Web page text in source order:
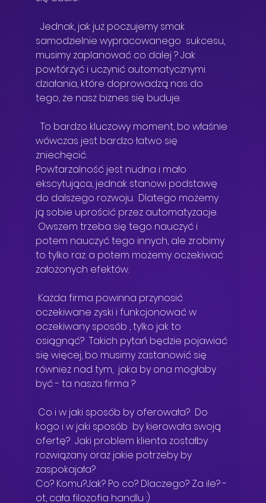
  Jednak, jak już poczujemy smak
samodzielnie wypracowanego  sukcesu,
musimy zaplanować co dalej ? Jak
powtórzyć i uczynić automatycznymi
działania, które doprowadzą nas do
tego, że nasz biznes się buduje.
  To bardzo kluczowy moment, bo właśnie
wówczas jest bardzo łatwo się
zniechęcić.
Powtarzalność jest nudna i mało
ekscytująca, jednak stanowi podstawę
do dalszego rozwoju.  Dlatego możemy
ją sobie uprościć przez automatyzacje.
potem nauczyć tego innych, ale zrobimy
to tylko raz. a potem możemy oczekiwać
założonych efektów.
oczekiwane zyski i funkcjonować w
oczekiwany sposób , tylko jak to
osiągnąć?  Takich pytań będzie pojawiać
się więcej, bo musimy zastanowić się
również nad tym,  jaka by ona mogłaby
być - ta nasza firma ?
kogo i w jaki sposób  by kierowała swoją
ofertę?  Jaki problem klienta zostałby
rozwiązany oraz jakie potrzeby by
zaspokajała?
Co? Komu?Jak? Po co? Dlaczego? Za ile? -
ot, cała filozofia handlu :)